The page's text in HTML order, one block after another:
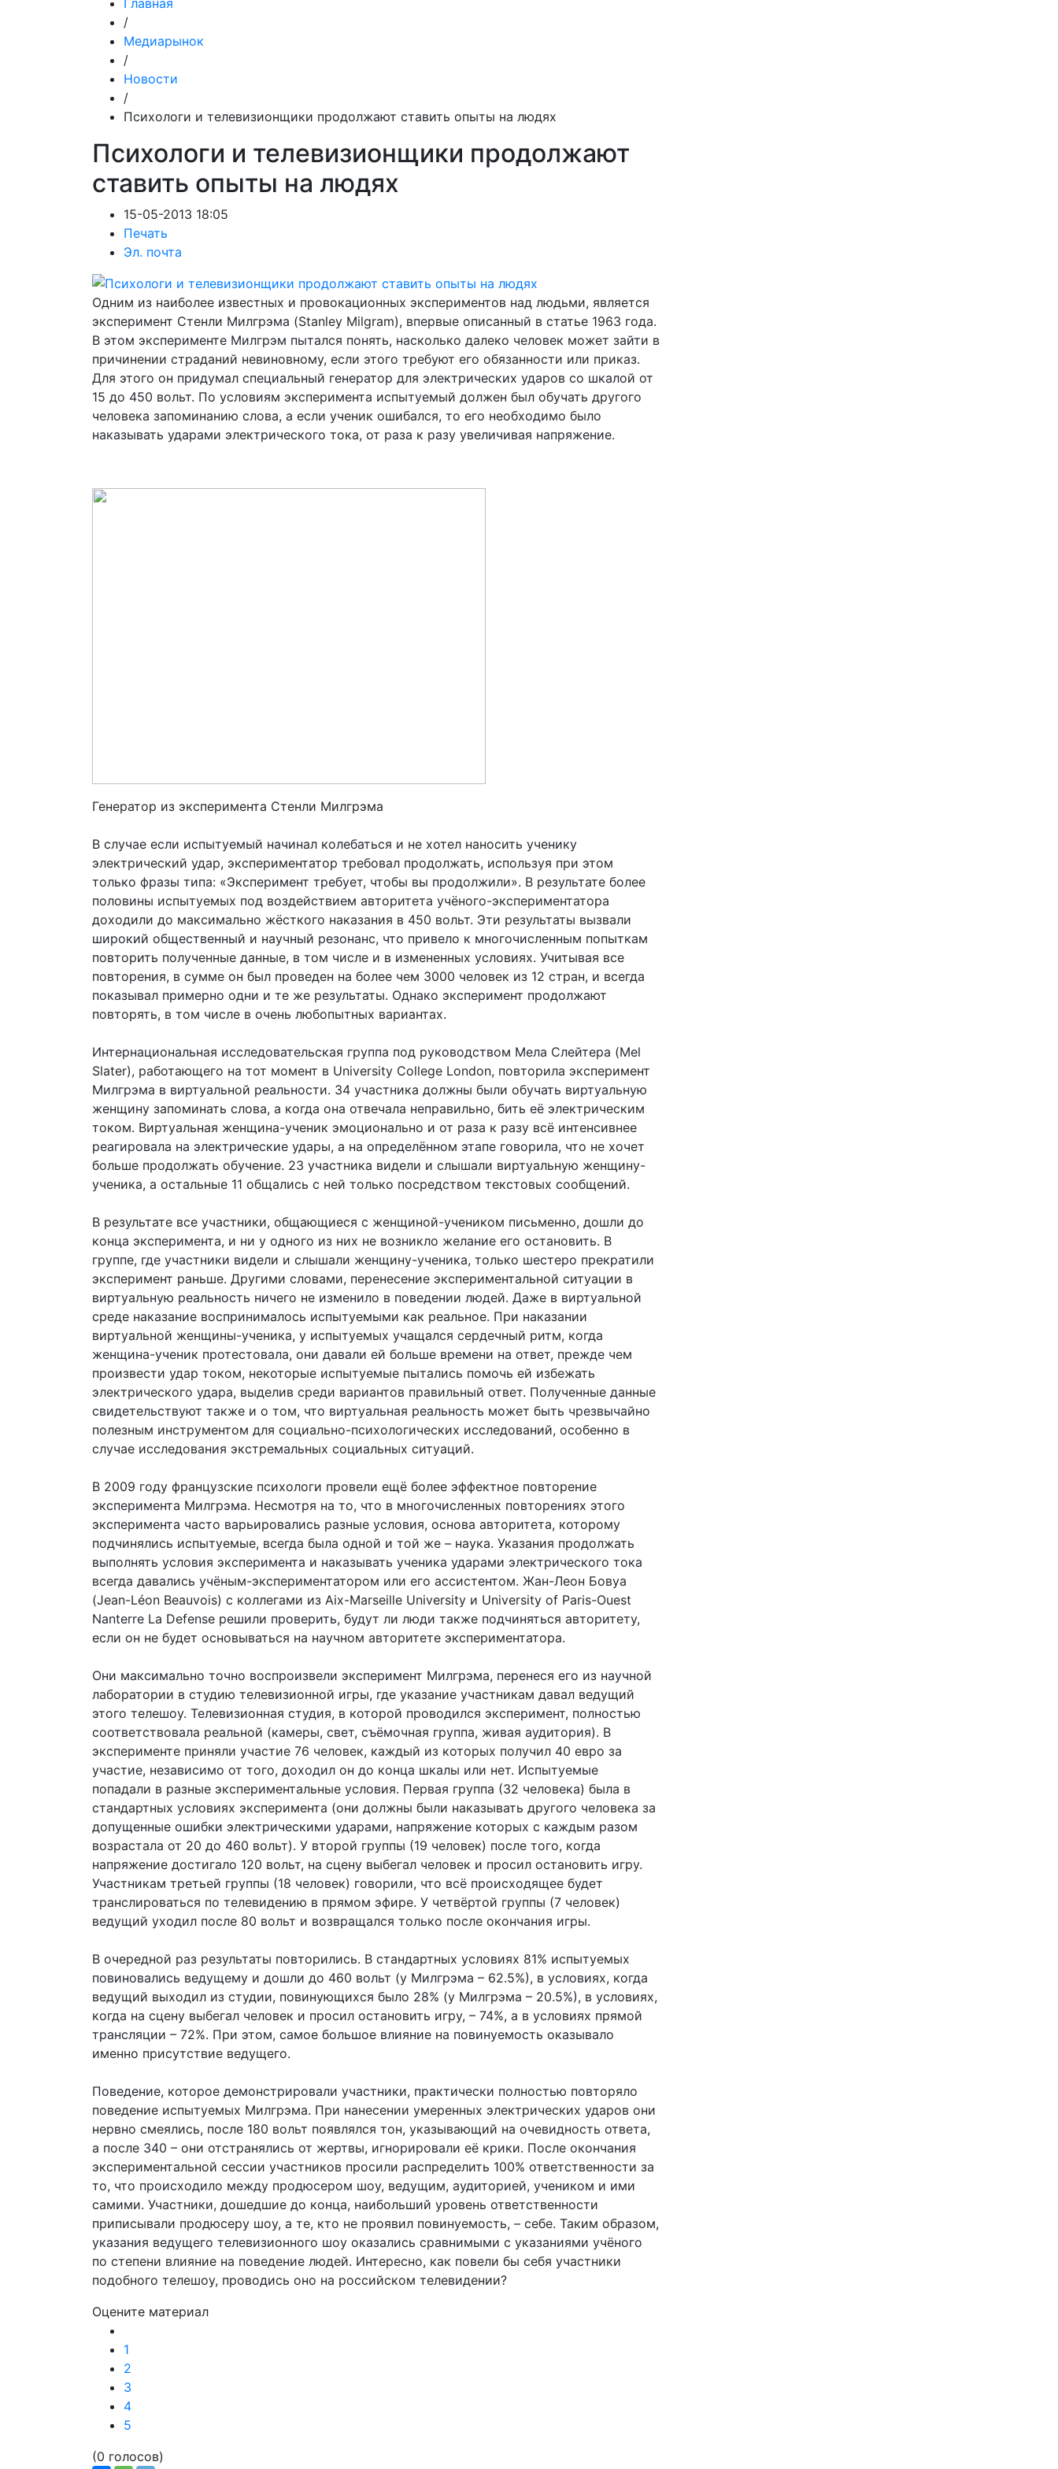
Главная
/
Медиарынок
/
Новости
/
Психологи и телевизионщики продолжают ставить опыты на людях
Психологи и телевизионщики продолжают
ставить опыты на людях
15-05-2013 18:05
Печать
Эл. почта
Одним из наиболее известных и провокационных экспериментов над людьми, является
эксперимент Стенли Милгрэма (Stanley Milgram), впервые описанный в статье 1963 года.
В этом эксперименте Милгрэм пытался понять, насколько далеко человек может зайти в
причинении страданий невиновному, если этого требуют его обязанности или приказ.
Для этого он придумал специальный генератор для электрических ударов со шкалой от
15 до 450 вольт. По условиям эксперимента испытуемый должен был обучать другого
человека запоминанию слова, а если ученик ошибался, то его необходимо было
наказывать ударами электрического тока, от раза к разу увеличивая напряжение.
Генератор из эксперимента Стенли Милгрэма
В случае если испытуемый начинал колебаться и не хотел наносить ученику
электрический удар, экспериментатор требовал продолжать, используя при этом
только фразы типа: «Эксперимент требует, чтобы вы продолжили». В результате более
половины испытуемых под воздействием авторитета учёного-экспериментатора
доходили до максимально жёсткого наказания в 450 вольт. Эти результаты вызвали
широкий общественный и научный резонанс, что привело к многочисленным попыткам
повторить полученные данные, в том числе и в измененных условиях. Учитывая все
повторения, в сумме он был проведен на более чем 3000 человек из 12 стран, и всегда
показывал примерно одни и те же результаты. Однако эксперимент продолжают
повторять, в том числе в очень любопытных вариантах.
Интернациональная исследовательская группа под руководством Мела Слейтера (Mel
Slater), работающего на тот момент в University College London, повторила эксперимент
Милгрэма в виртуальной реальности. 34 участника должны были обучать виртуальную
женщину запоминать слова, а когда она отвечала неправильно, бить её электрическим
током. Виртуальная женщина-ученик эмоционально и от раза к разу всё интенсивнее
реагировала на электрические удары, а на определённом этапе говорила, что не хочет
больше продолжать обучение. 23 участника видели и слышали виртуальную женщину-
ученика, а остальные 11 общались с ней только посредством текстовых сообщений.
В результате все участники, общающиеся с женщиной-учеником письменно, дошли до
конца эксперимента, и ни у одного из них не возникло желание его остановить. В
группе, где участники видели и слышали женщину-ученика, только шестеро прекратили
эксперимент раньше. Другими словами, перенесение экспериментальной ситуации в
виртуальную реальность ничего не изменило в поведении людей. Даже в виртуальной
среде наказание воспринималось испытуемыми как реальное. При наказании
виртуальной женщины-ученика, у испытуемых учащался сердечный ритм, когда
женщина-ученик протестовала, они давали ей больше времени на ответ, прежде чем
произвести удар током, некоторые испытуемые пытались помочь ей избежать
электрического удара, выделив среди вариантов правильный ответ. Полученные данные
свидетельствуют также и о том, что виртуальная реальность может быть чрезвычайно
полезным инструментом для социально-психологических исследований, особенно в
случае исследования экстремальных социальных ситуаций.
В 2009 году французские психологи провели ещё более эффектное повторение
эксперимента Милгрэма. Несмотря на то, что в многочисленных повторениях этого
эксперимента часто варьировались разные условия, основа авторитета, которому
подчинялись испытуемые, всегда была одной и той же – наука. Указания продолжать
выполнять условия эксперимента и наказывать ученика ударами электрического тока
всегда давались учёным-экспериментатором или его ассистентом. Жан-Леон Бовуа
(Jean-Léon Beauvois) с коллегами из Aix-Marseille University и University of Paris-Ouest
Nanterre La Defense решили проверить, будут ли люди также подчиняться авторитету,
если он не будет основываться на научном авторитете экспериментатора.
Они максимально точно воспроизвели эксперимент Милгрэма, перенеся его из научной
лаборатории в студию телевизионной игры, где указание участникам давал ведущий
этого телешоу. Телевизионная студия, в которой проводился эксперимент, полностью
соответствовала реальной (камеры, свет, съёмочная группа, живая аудитория). В
эксперименте приняли участие 76 человек, каждый из которых получил 40 евро за
участие, независимо от того, доходил он до конца шкалы или нет. Испытуемые
попадали в разные экспериментальные условия. Первая группа (32 человека) была в
стандартных условиях эксперимента (они должны были наказывать другого человека за
допущенные ошибки электрическими ударами, напряжение которых с каждым разом
возрастала от 20 до 460 вольт). У второй группы (19 человек) после того, когда
напряжение достигало 120 вольт, на сцену выбегал человек и просил остановить игру.
Участникам третьей группы (18 человек) говорили, что всё происходящее будет
транслироваться по телевидению в прямом эфире. У четвёртой группы (7 человек)
ведущий уходил после 80 вольт и возвращался только после окончания игры.
В очередной раз результаты повторились. В стандартных условиях 81% испытуемых
повиновались ведущему и дошли до 460 вольт (у Милгрэма – 62.5%), в условиях, когда
ведущий выходил из студии, повинующихся было 28% (у Милгрэма – 20.5%), в условиях,
когда на сцену выбегал человек и просил остановить игру, – 74%, а в условиях прямой
трансляции – 72%. При этом, самое большое влияние на повинуемость оказывало
именно присутствие ведущего.
Поведение, которое демонстрировали участники, практически полностью повторяло
поведение испытуемых Милгрэма. При нанесении умеренных электрических ударов они
нервно смеялись, после 180 вольт появлялся тон, указывающий на очевидность ответа,
а после 340 – они отстранялись от жертвы, игнорировали её крики. После окончания
экспериментальной сессии участников просили распределить 100% ответственности за
то, что происходило между продюсером шоу, ведущим, аудиторией, учеником и ими
самими. Участники, дошедшие до конца, наибольший уровень ответственности
приписывали продюсеру шоу, а те, кто не проявил повинуемость, – себе. Таким образом,
указания ведущего телевизионного шоу оказались сравнимыми с указаниями учёного
по степени влияние на поведение людей. Интересно, как повели бы себя участники
подобного телешоу, проводись оно на российском телевидении?
Оцените материал
1
2
3
4
5
(0 голосов)